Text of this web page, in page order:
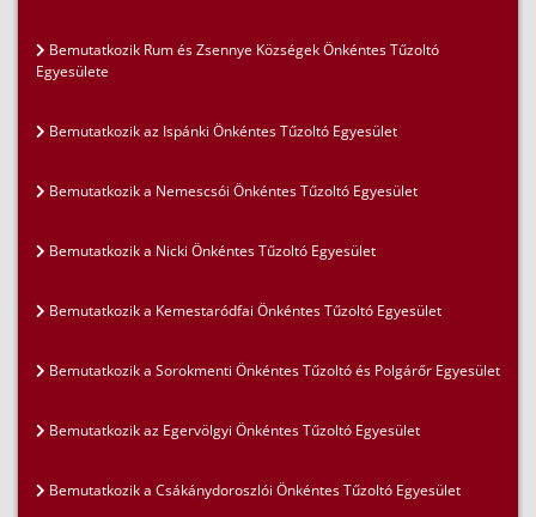
Bemutatkozik Rum és Zsennye Községek Önkéntes Tűzoltó
Egyesülete
Bemutatkozik az Ispánki Önkéntes Tűzoltó Egyesület
Bemutatkozik a Nemescsói Önkéntes Tűzoltó Egyesület
Bemutatkozik a Nicki Önkéntes Tűzoltó Egyesület
Bemutatkozik a Kemestaródfai Önkéntes Tűzoltó Egyesület
Bemutatkozik a Sorokmenti Önkéntes Tűzoltó és Polgárőr Egyesület
Bemutatkozik az Egervölgyi Önkéntes Tűzoltó Egyesület
Bemutatkozik a Csákánydoroszlói Önkéntes Tűzoltó Egyesület